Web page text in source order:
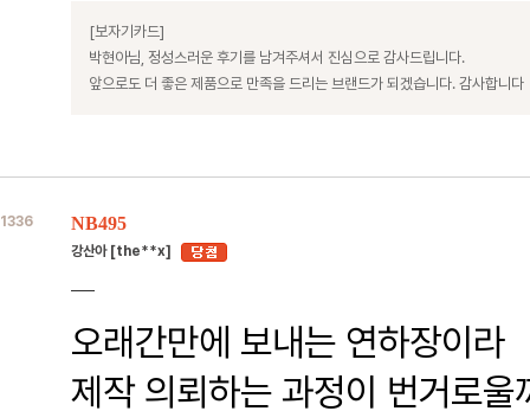
[보자기카드]
박현아님, 정성스러운 후기를 남겨주셔서 진심으로 감사드립니다.
앞으로도 더 좋은 제품으로 만족을 드리는 브랜드가 되겠습니다. 감사합니다
1336 NB495
강산아 [the**x]
오래간만에 보내는 연하장이라
제작 의뢰하는 과정이 번거로울